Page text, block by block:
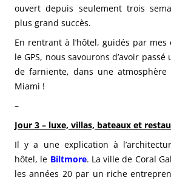
ouvert depuis seulement trois
plus grand succès.
En rentrant à l’hôtel, guidés par
le GPS, nous savourons d’avoir
de farniente, dans une atmosphère
Miami !
–
Jour 3 – luxe, villas, bateaux et
Il y a une explication à
hôtel, le Biltmore. La ville de Coral
les années 20 par un riche